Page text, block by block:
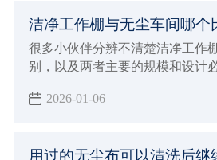
洁净工作棚与无尘车间哪个
很多小伙伴分辨不清楚洁净工作
别，以及两者主要的规模和设计
的应用领域是不一样的，所以本
2026-01-06
用过的无尘布可以清洗后继